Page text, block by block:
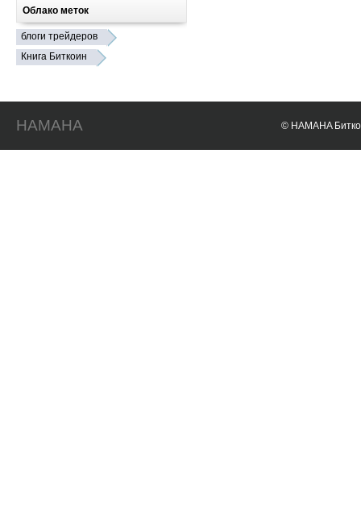
Облако меток
блоги трейдеров
Книга Биткоин
HAMAHA © HAMAHA